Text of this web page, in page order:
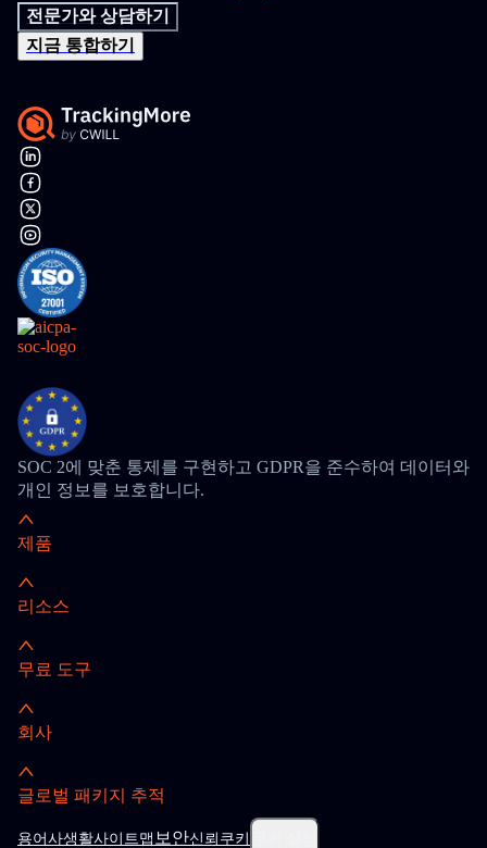
전문가와 상담하기
지금 통합하기
SOC 2에 맞춘 통제를 구현하고 GDPR을 준수하여 데이터와
개인 정보를 보호합니다.
제품
리소스
무료 도구
회사
글로벌 패키지 추적
용어 사생활사이트맵 보안신뢰 쿠키